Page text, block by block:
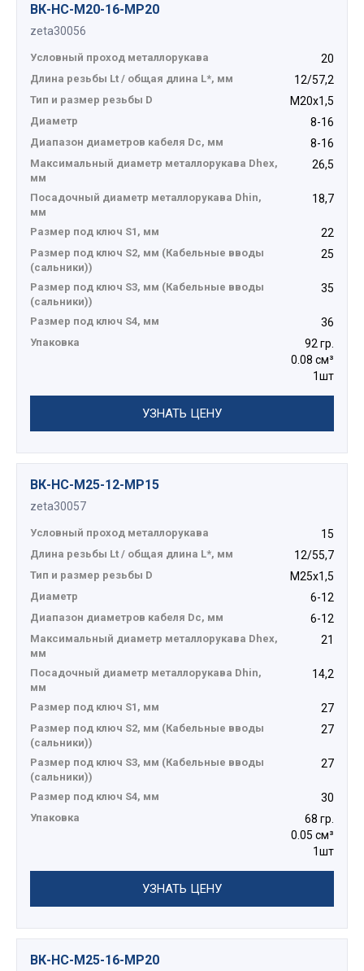
ВК-НС-М20-16-МР20
zeta30056
Условный проход металлорукава 20
Длина резьбы Lt / общая длина L*, мм 12/57,2
Тип и размер резьбы D М20х1,5
Диаметр 8-16
Диапазон диаметров кабеля Dc, мм 8-16
Максимальный диаметр металлорукава Dhex,
мм
26,5
Посадочный диаметр металлорукава Dhin,
мм
18,7
Размер под ключ S1, мм 22
Размер под ключ S2, мм (Кабельные вводы
(сальники))
25
Размер под ключ S3, мм (Кабельные вводы
(сальники))
35
Размер под ключ S4, мм 36
Упаковка
92 гр.
0.08 см³
1шт
УЗНАТЬ ЦЕНУ
ВК-НС-М25-12-МР15
zeta30057
Условный проход металлорукава 15
Длина резьбы Lt / общая длина L*, мм 12/55,7
Тип и размер резьбы D М25х1,5
Диаметр 6-12
Диапазон диаметров кабеля Dc, мм 6-12
Максимальный диаметр металлорукава Dhex,
мм
21
Посадочный диаметр металлорукава Dhin,
мм
14,2
Размер под ключ S1, мм 27
Размер под ключ S2, мм (Кабельные вводы
(сальники))
27
Размер под ключ S3, мм (Кабельные вводы
(сальники))
27
Размер под ключ S4, мм 30
Упаковка
68 гр.
0.05 см³
1шт
УЗНАТЬ ЦЕНУ
ВК-НС-М25-16-МР20